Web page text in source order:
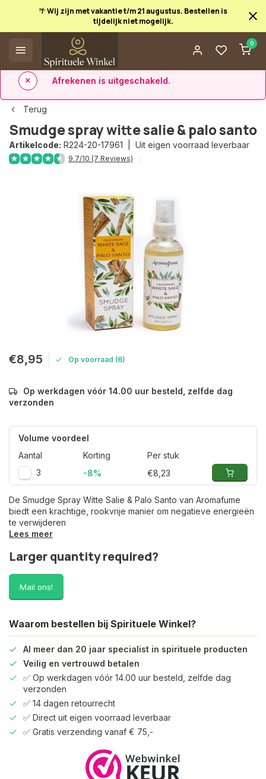
🌴 Wij zijn met vakantie t/m 21 augustus. Bestellen is
tijdelijk niet mogelijk.
0
✅ 14 dagen retourrecht ✅ Direct uit eigen voorraad leverbaar
Afrekenen is uitgeschakeld.
Terug
Smudge spray witte salie & palo santo
Artikelcode: R224-20-17961 | Uit eigen voorraad leverbaar
9.7/10 (7 Reviews)
€8,95 Op voorraad (6)
Op werkdagen vóór 14.00 uur besteld, zelfde dag
verzonden
Volume voordeel
Aantal
Korting
Per stuk
3
-8% €8,23
De Smudge Spray Witte Salie & Palo Santo van Aromafume
biedt een krachtige, rookvrije manier om negatieve energieën
te verwijderen
Lees meer
Larger quantity required?
Mail ons!
Waarom bestellen bij Spirituele Winkel?
Al meer dan 20 jaar specialist in spirituele producten
Veilig en vertrouwd betalen
✅ Op werkdagen vóór 14.00 uur besteld, zelfde dag
verzonden
✅ 14 dagen retourrecht
✅ Direct uit eigen voorraad leverbaar
✅ Gratis verzending vanaf € 75,-